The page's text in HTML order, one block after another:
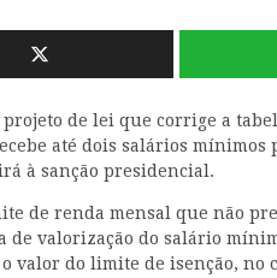
de lei que corrige a
até dois salários mínimos
à sanção presidencial.
de renda mensal que não
valorização do salário
valor do limite de isenção, no